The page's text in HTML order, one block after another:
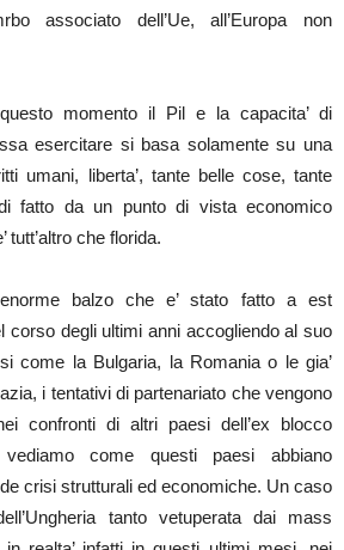
associato dell’Ue, all’Europa non
momento il Pil e la capacita’ di
esercitare si basa solamente su una
umani, liberta’, tante belle cose, tante
fatto da un punto di vista economico
tutt’altro che florida.
balzo che e’ stato fatto a est
corso degli ultimi anni accogliendo al suo
come la Bulgaria, la Romania o le gia’
i tentativi di partenariato che vengono
confronti di altri paesi dell’ex blocco
come questi paesi abbiano
crisi strutturali ed economiche. Un caso
tanto vetuperata dai mass